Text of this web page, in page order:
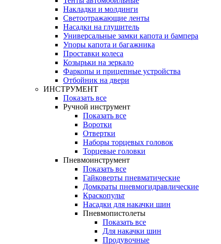
Накладки и молдинги
Светоотражающие ленты
Насадки на глушитель
Универсальные замки капота и бампера
Упоры капота и багажника
Проставки колеса
Козырьки на зеркало
Фаркопы и прицепные устройства
Отбойник на двери
ИНСТРУМЕНТ
Показать все
Ручной инструмент
Показать все
Воротки
Отвертки
Наборы торцевых головок
Торцевые головки
Пневмоинструмент
Показать все
Гайковерты пневматические
Домкраты пневмогидравлические
Краскопульт
Насадки для накачки шин
Пневмопистолеты
Показать все
Для накачки шин
Продувочные